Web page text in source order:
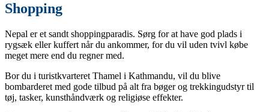
Shopping
Nepal er et sandt shoppingparadis. Sørg for at have god plads i
rygsæk eller kuffert når du ankommer, for du vil uden tvivl købe
meget mere end du regner med.
Bor du i turistkvarteret Thamel i Kathmandu, vil du blive
bombarderet med gode tilbud på alt fra bøger og trekkingudstyr til
tøj, tasker, kunsthåndværk og religiøse effekter.